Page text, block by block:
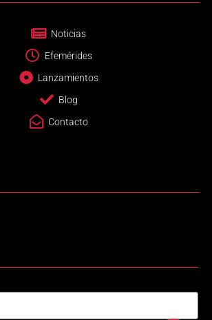
Noticias
Efemérides
Lanzamientos
Blog
Contacto